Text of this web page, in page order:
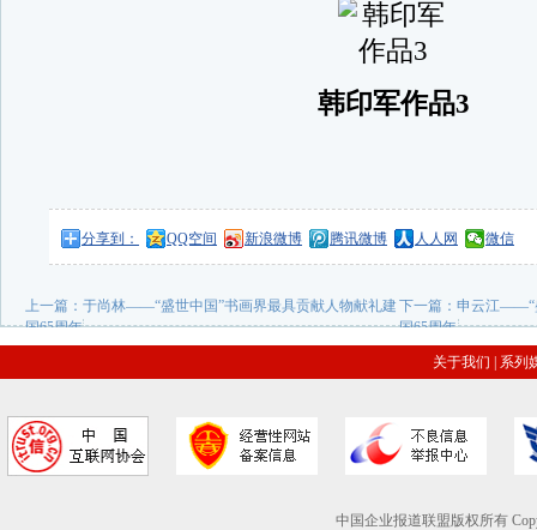
韩印军作品3
分享到： QQ空间 新浪微博 腾讯微博 人人网 微信
上一篇： 于尚林——“盛世中国”书画界最具贡献人物献礼建
国65周年
下一篇：申云江——“
国65周年
关于我们 系列
中国企业报道联盟版权所有